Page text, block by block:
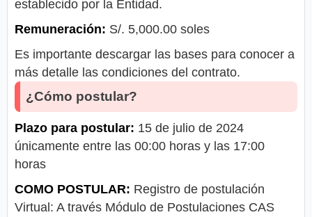
establecido por la Entidad.
Remuneración: S/. 5,000.00 soles
Es importante descargar las bases para conocer a
más detalle las condiciones del contrato.
¿Cómo postular?
Plazo para postular: 15 de julio de 2024
únicamente entre las 00:00 horas y las 17:00
horas
COMO POSTULAR: Registro de postulación
Virtual: A través Módulo de Postulaciones CAS